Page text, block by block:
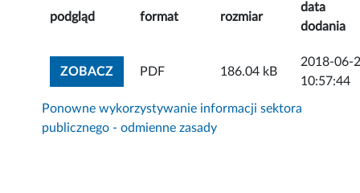
podgląd format rozmiar
data
dodania
ZOBACZZOBACZ ZAŁĄCZNIK
PDF 186.04 kB
2018-06-
10:57:44
Ponowne wykorzystywanie informacji sektora
publicznego - odmienne zasady